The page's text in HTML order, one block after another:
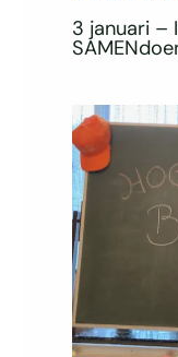
3 januari –